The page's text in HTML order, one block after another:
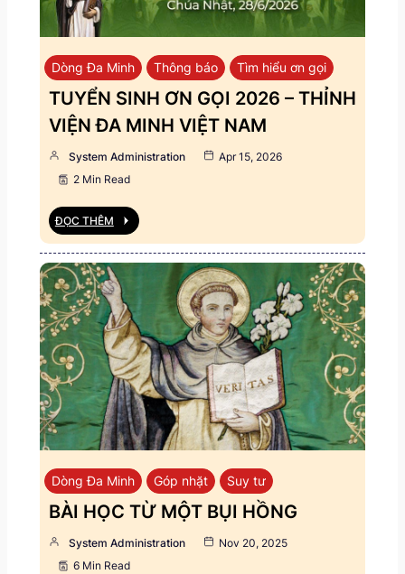
Dòng Đa Minh Thông báo Tìm hiểu ơn gọi
TUYỂN SINH ƠN GỌI 2026 – THỈNH
VIỆN ĐA MINH VIỆT NAM
System Administration
Apr 15, 2026
2 Min Read
ĐỌC THÊM
Dòng Đa Minh Góp nhặt Suy tư
BÀI HỌC TỪ MỘT BỤI HỒNG
System Administration
Nov 20, 2025
6 Min Read